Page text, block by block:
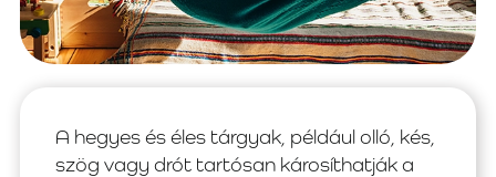
A hegyes és éles tárgyak, például olló, kés,
szög vagy drót tartósan károsíthatják a